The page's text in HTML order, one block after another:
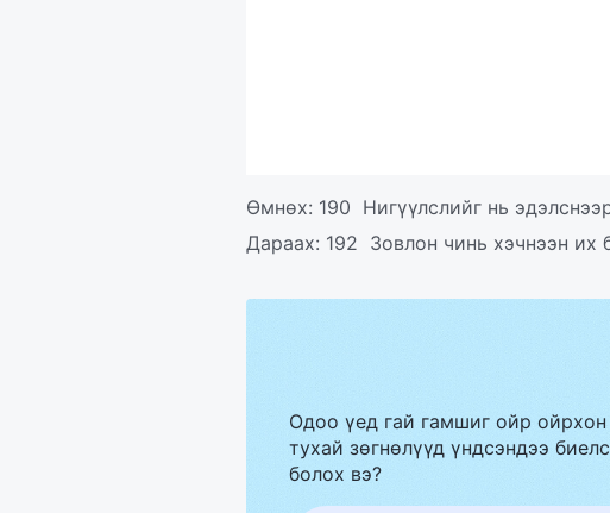
Өмнөх: 190 Нигүүлслийг нь
Дараах: 192 Зовлон чинь хэчнээн их
Одоо үед гай гамшиг ойр
тухай зөгнөлүүд үндсэндээ
болох вэ?